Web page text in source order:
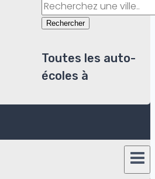
Rechercher
Toutes les auto-
écoles à